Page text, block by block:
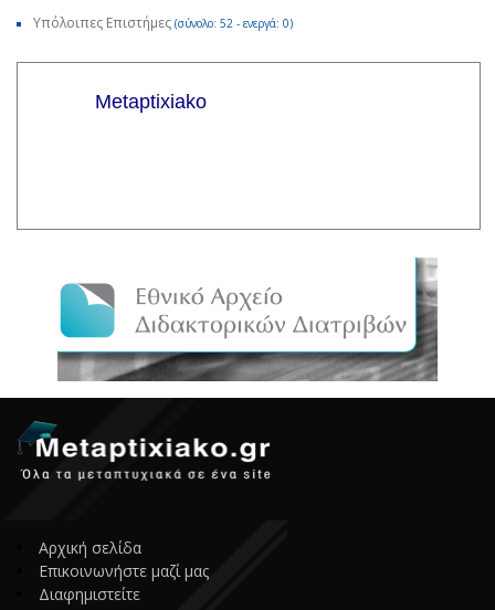
Υπόλοιπες Επιστήμες (σύνολο: 52 - ενεργά: 0)
Αρχική σελίδα
Επικοινωνήστε μαζί μας
Διαφημιστείτε